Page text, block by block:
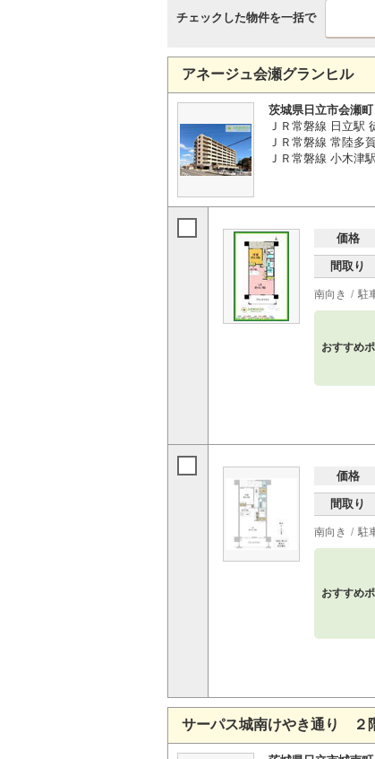
チェックした物件を一括で
アネージュ会瀬グランヒル
茨城県日立市会瀬町
ＪＲ常磐線 日立駅
ＪＲ常磐線 常陸多
ＪＲ常磐線 小木津
価格
間取り
南向き 駐
おすすめ
価格
間取り
南向き 駐
おすすめ
サーパス城南けやき通り ２